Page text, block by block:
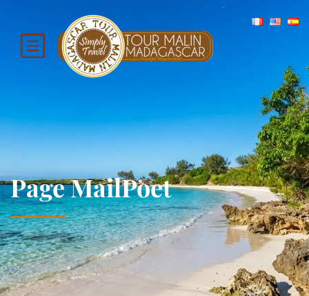
Page MailPoet